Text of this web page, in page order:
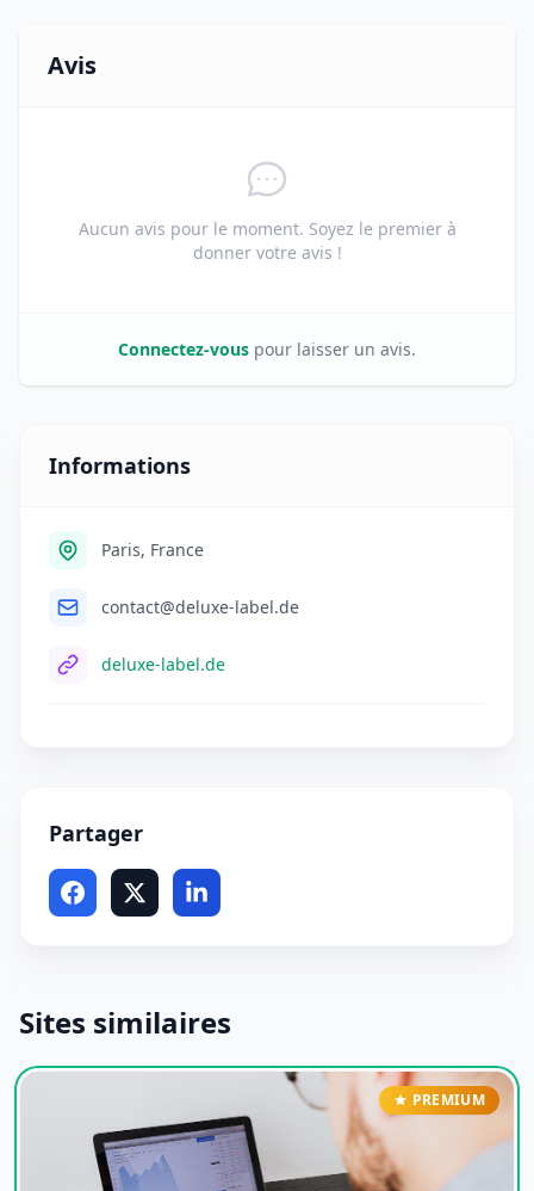
Avis
Aucun avis pour le moment. Soyez le premier à
donner votre avis !
Connectez-vous pour laisser un avis.
Informations
Paris, France
contact@deluxe-label.de
deluxe-label.de
Partager
Sites similaires
PREMIUM